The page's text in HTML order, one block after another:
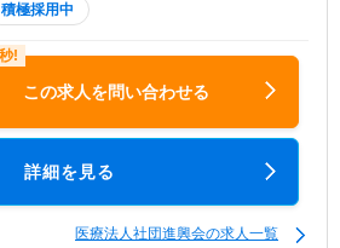
積極採用中
この求人を問い合わせる
詳細を見る
医療法人社団進興会の求人一覧